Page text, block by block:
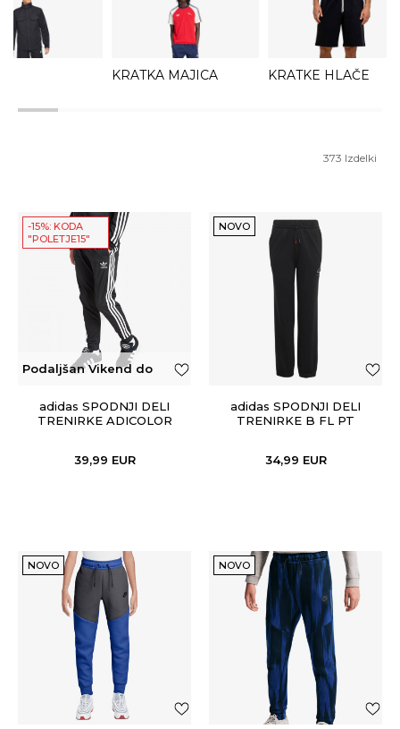
KRATKA MAJICA KRATKE HLAČE
373 Izdelki
-15%: KODA
"POLETJE15"
Podaljšan Vikend do
50€adidas SPODNJI DELI
TRENIRKE ADICOLOR
39,99 EUR
NOVO
adidas SPODNJI DELI
TRENIRKE B FL PT
34,99 EUR
NOVO NOVO